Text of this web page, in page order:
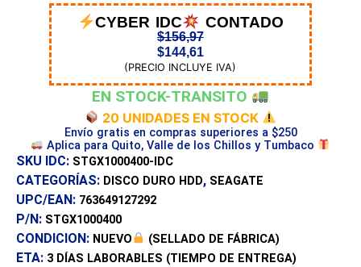
CYBER IDC CONTADO
$156,97
$144,61
(PRECIO INCLUYE IVA)
EN STOCK-TRANSITO
20 UNIDADES EN STOCK
Envío gratis en compras superiores a $250
Aplica para Quito, Valle de los Chillos y Tumbaco
SKU IDC: STGX1000400-IDC
CATEGORÍAS: DISCO DURO HDD, SEAGATE
UPC/EAN: 763649127292
P/N: STGX1000400
CONDICION: NUEVO (SELLADO DE FÁBRICA)
ETA: 3 DÍAS LABORABLES (TIEMPO DE ENTREGA)